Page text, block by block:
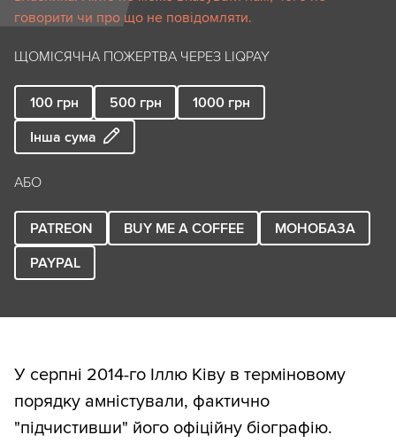
говорити чи про що не повідомляти.
ЩОМІСЯЧНА ПОЖЕРТВА ЧЕРЕЗ LIQPAY
100 грн 500 грн 1000 грн
Інша сума
АБО
PATREON BUY ME A COFFEE
МОНОБАЗА
PAYPAL
У серпні 2014-го Іллю Ківу в терміновому
порядку амністували, фактично
"підчистивши" його офіційну біографію.